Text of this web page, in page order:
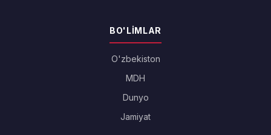
BO'LIMLAR
O'zbekiston
MDH
Dunyo
Jamiyat